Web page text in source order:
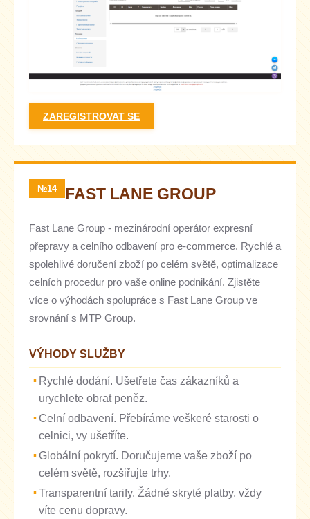
ZAREGISTROVAT SE
№14 FAST LANE GROUP
Fast Lane Group - mezinárodní operátor expresní
přepravy a celního odbavení pro e-commerce. Rychlé a
spolehlivé doručení zboží po celém světě, optimalizace
celních procedur pro vaše online podnikání. Zjistěte
více o výhodách spolupráce s Fast Lane Group ve
srovnání s MTP Group.
VÝHODY SLUŽBY
Rychlé dodání. Ušetřete čas zákazníků a
urychlete obrat peněz.
Celní odbavení. Přebíráme veškeré starosti o
celnici, vy ušetříte.
Globální pokrytí. Doručujeme vaše zboží po
celém světě, rozšiřujte trhy.
Transparentní tarify. Žádné skryté platby, vždy
víte cenu dopravy.